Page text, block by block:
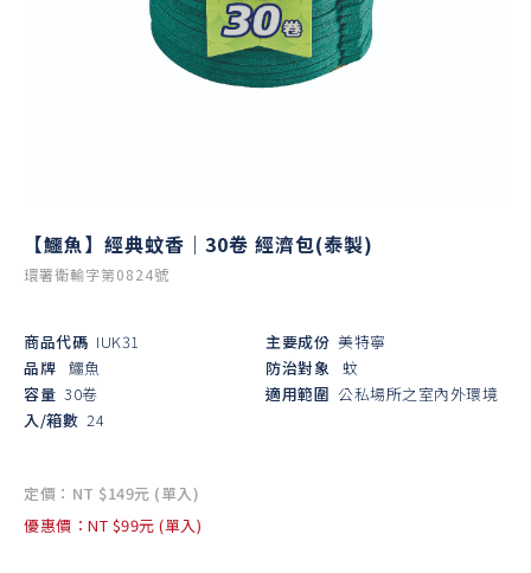
【鱷魚】經典蚊香｜30卷 經濟包(泰製)
環署衛輸字第0824號
商品代碼 IUK31
品牌 鱷魚
容量 30卷
入/箱數 24
主要成份 美特寧
防治對象 蚊
適用範圍 公私場所之室內外環境
定價：NT $149元 (單入)
優惠價：NT $99元 (單入)